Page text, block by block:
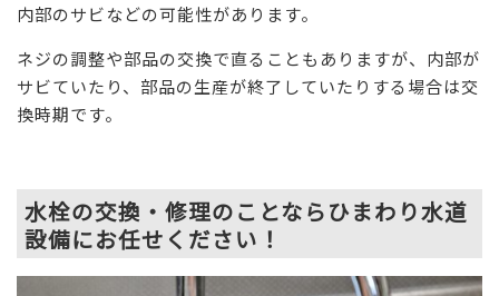
内部のサビなどの可能性があります。
ネジの調整や部品の交換で直ることもありますが、内部が
サビていたり、部品の生産が終了していたりする場合は交
換時期です。
水栓の交換・修理のことならひまわり水道
設備にお任せください！